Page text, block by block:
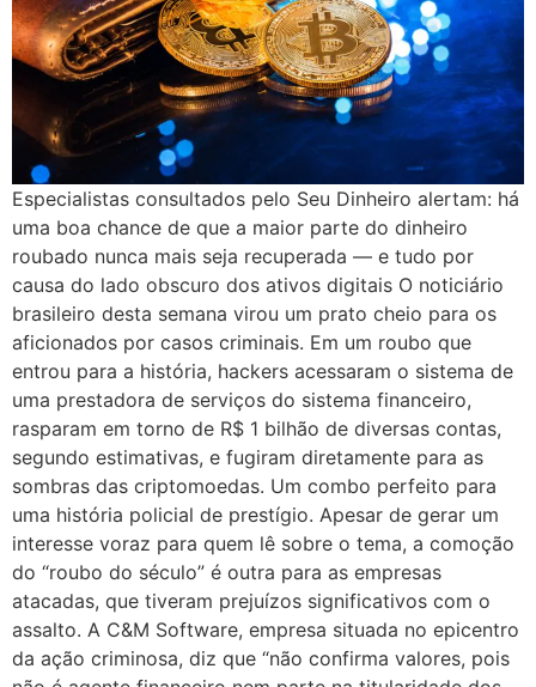
Especialistas consultados pelo Seu Dinheiro alertam: há
uma boa chance de que a maior parte do dinheiro
roubado nunca mais seja recuperada — e tudo por
causa do lado obscuro dos ativos digitais O noticiário
brasileiro desta semana virou um prato cheio para os
aficionados por casos criminais. Em um roubo que
entrou para a história, hackers acessaram o sistema de
uma prestadora de serviços do sistema financeiro,
rasparam em torno de R$ 1 bilhão de diversas contas,
segundo estimativas, e fugiram diretamente para as
sombras das criptomoedas. Um combo perfeito para
uma história policial de prestígio. Apesar de gerar um
interesse voraz para quem lê sobre o tema, a comoção
do “roubo do século” é outra para as empresas
atacadas, que tiveram prejuízos significativos com o
assalto. A C&M Software, empresa situada no epicentro
da ação criminosa, diz que “não confirma valores, pois